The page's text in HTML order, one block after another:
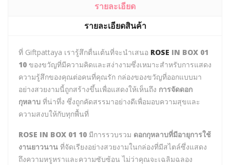
รายละเอียด
รายละเอียดสินค้า
ที่ Giftpattaya เรารู้สึกตื่นเต้นที่จะนำเสนอ ROSE IN BOX 01
10 ของขวัญที่มีความคิดและสง่างามซึ่งเหมาะสำหรับการแสดง
ความรู้สึกของคุณต่อคนที่คุณรัก กล่องของขวัญที่ออกแบบมา
อย่างสวยงามนี้ถูกสร้างขึ้นเพื่อแสดงให้เห็นถึง การจัดดอก
กุหลาบ ที่น่าทึ่ง ซึ่งถูกคัดสรรมาอย่างดีเพื่อมอบความสุขและ
ความสงบให้กับทุกพื้นที่
ROSE IN BOX 01 10 มีการรวบรวม ดอกกุหลาบที่มีอายุการใช้
งานยาวนาน ที่จัดเรียงอย่างสวยงามในกล่องที่มีสไตล์ซึ่งแสดง
ถึงความหรูหราและความซับซ้อน ไม่ว่าคุณจะเฉลิมฉลอง